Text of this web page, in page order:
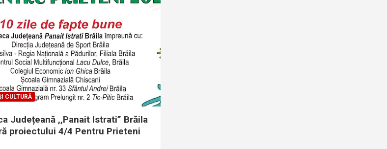
CULTURĂ
Județeană ,,Panait Istrati” Brăila
proiectului 4/4 Pentru Prieteni